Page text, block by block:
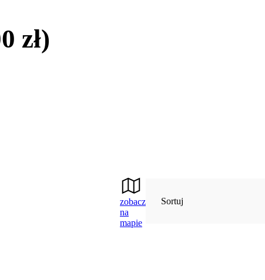
zł)
zobacz
na
mapie
Sortuj